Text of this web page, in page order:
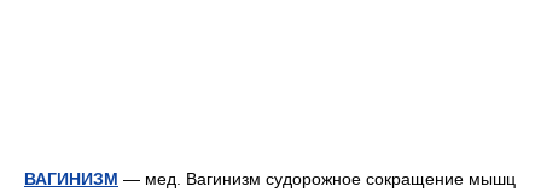
ВАГИНИЗМ — мед. Вагинизм судорожное сокращение мышц